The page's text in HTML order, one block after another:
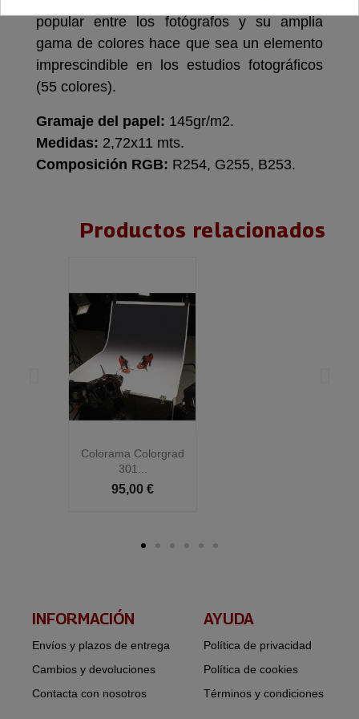
popular entre los fotógrafos y su amplia
gama de colores hace que sea un elemento
imprescindible en los estudios fotográficos
(55 colores).
Gramaje del papel: 145gr/m2.
Medidas: 2,72x11 mts.
Composición RGB: R254, G255, B253.
Productos relacionados
Colorama Colorgrad
301...
95,00 €
INFORMACIÓN​
Envíos y plazos de entrega
Cambios y devoluciones
Contacta con nosotros
AYUDA
Política de privacidad
Política de cookies
Términos y condiciones